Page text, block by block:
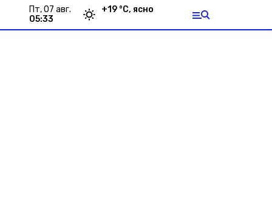
пт, 07 авг.
05:33
+19 °С, ясно